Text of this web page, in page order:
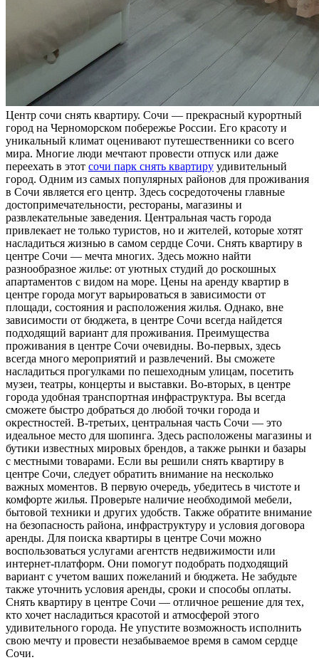
Цeнтр сoчи снять квaртиру. Сочи — прекрасный курортный
город на Черноморском побережье России. Его красоту и
уникальный климат оценивают путешественники со всего
мира. Многие люди мечтают провести отпуск или даже
переехать в этот сочи парк снять квартиру удивительный
город. Одним из самых популярных районов для проживания
в Сочи является его центр. Здесь сосредоточены главные
достопримечательности, рестораны, магазины и
развлекательные заведения. Центральная часть города
привлекает не только туристов, но и жителей, которые хотят
насладиться жизнью в самом сердце Сочи. Снять квартиру в
центре Сочи — мечта многих. Здесь можно найти
разнообразное жилье: от уютных студий до роскошных
апартаментов с видом на море. Цены на аренду квартир в
центре города могут варьироваться в зависимости от
площади, состояния и расположения жилья. Однако, вне
зависимости от бюджета, в центре Сочи всегда найдется
подходящий вариант для проживания. Преимущества
проживания в центре Сочи очевидны. Во-первых, здесь
всегда много мероприятий и развлечений. Вы сможете
насладиться прогулками по пешеходным улицам, посетить
музеи, театры, концерты и выставки. Во-вторых, в центре
города удобная транспортная инфраструктура. Вы всегда
сможете быстро добраться до любой точки города и
окрестностей. В-третьих, центральная часть Сочи — это
идеальное место для шопинга. Здесь расположены магазины и
бутики известных мировых брендов, а также рынки и базары
с местными товарами. Если вы решили снять квартиру в
центре Сочи, следует обратить внимание на несколько
важных моментов. В первую очередь, убедитесь в чистоте и
комфорте жилья. Проверьте наличие необходимой мебели,
бытовой техники и других удобств. Также обратите внимание
на безопасность района, инфраструктуру и условия договора
аренды. Для поиска квартиры в центре Сочи можно
воспользоваться услугами агентств недвижимости или
интернет-платформ. Они помогут подобрать подходящий
вариант с учетом ваших пожеланий и бюджета. Не забудьте
также уточнить условия аренды, сроки и способы оплаты.
Снять квартиру в центре Сочи — отличное решение для тех,
кто хочет насладиться красотой и атмосферой этого
удивительного города. Не упустите возможность исполнить
свою мечту и провести незабываемое время в самом сердце
Сочи.